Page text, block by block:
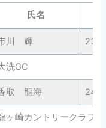
氏名
川 輝 23
洗GC
取 龍海 24
ヶ崎カントリークラブ